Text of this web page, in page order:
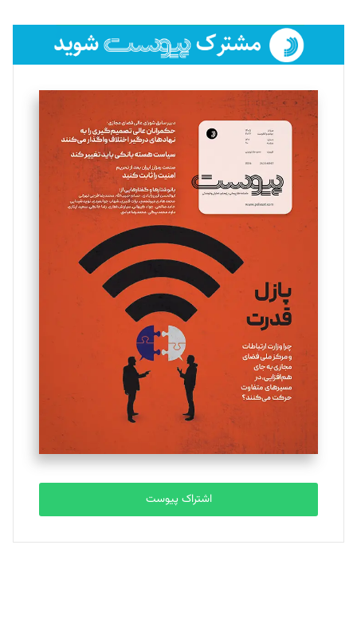
فائزه فتحی رستمی
تحریریه
سروش کرمیان
تحریریه
مینا پاکدل
یسنا امان‌پور
تحریریه
ملینا جعفری
تحریریه
مصطفی مسجدی آرانی
تحریریه
بابک نقاش
تحریریه
اشتراک پیوست